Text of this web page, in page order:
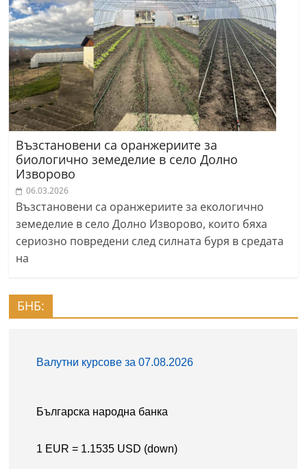
Възстановени са оранжериите за
биологично земеделие в село Долно
Изворово
06.03.2026
Възстановени са оранжериите за екологично
земеделие в село Долно Изворово, които бяха
сериозно повредени след силната буря в средата
на
БНБ: